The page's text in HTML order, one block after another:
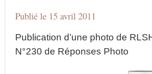
Publié le 15 avril 2011
Publication d’une photo de
N°230 de Réponses Photo